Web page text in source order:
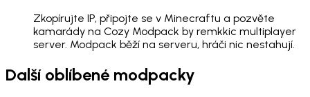
Zkopírujte IP, připojte se v Minecraftu a pozvěte
kamarády na Cozy Modpack by remkkic multiplayer
server. Modpack běží na serveru, hráči nic nestahují.
Další oblíbené modpacky